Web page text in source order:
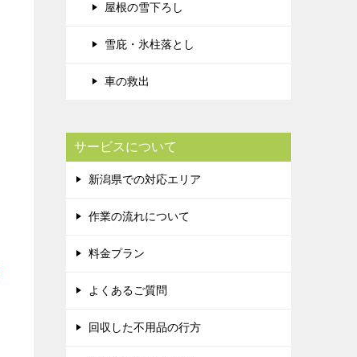
屋根の雪下ろし
雪庇・氷柱落とし
車の救出
サービスについて
新潟県での対応エリア
作業の流れについて
料金プラン
よくあるご質問
回収した不用品の行方